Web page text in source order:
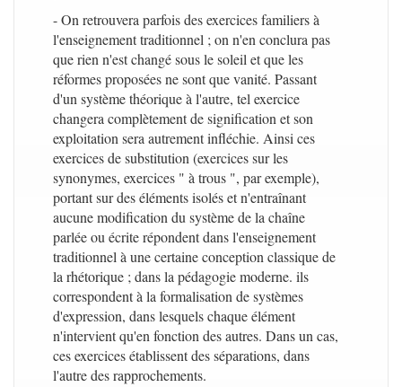
- On retrouvera parfois des exercices familiers à
l'enseignement traditionnel ; on n'en conclura pas
que rien n'est changé sous le soleil et que les
réformes proposées ne sont que vanité. Passant
d'un système théorique à l'autre, tel exercice
changera complètement de signification et son
exploitation sera autrement infléchie. Ainsi ces
exercices de substitution (exercices sur les
synonymes, exercices " à trous ", par exemple),
portant sur des éléments isolés et n'entraînant
aucune modification du système de la chaîne
parlée ou écrite répondent dans l'enseignement
traditionnel à une certaine conception classique de
la rhétorique ; dans la pédagogie moderne. ils
correspondent à la formalisation de systèmes
d'expression, dans lesquels chaque élément
n'intervient qu'en fonction des autres. Dans un cas,
ces exercices établissent des séparations, dans
l'autre des rapprochements.